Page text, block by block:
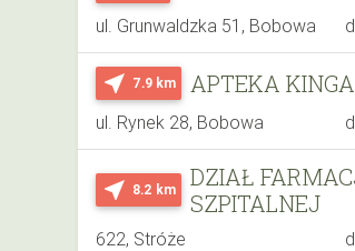
ul. Grunwaldzka 51, Bobowa
near_me 7.9 km APTEKA KINGA
ul. Rynek 28, Bobowa
near_me 8.2 km
DZIAŁ
SZPITALNEJ
622, Stróże